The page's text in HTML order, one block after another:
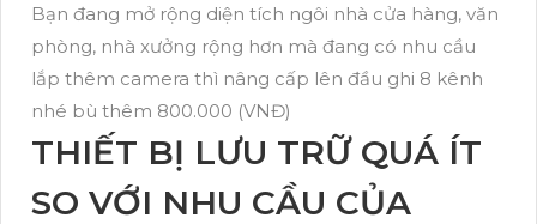
Bạn đang mở rộng diện tích ngôi nhà cửa hàng, văn
phòng, nhà xưởng rộng hơn mà đang có nhu cầu
lắp thêm camera thì nâng cấp lên đầu ghi 8 kênh
nhé bù thêm 800.000 (VNĐ)
THIẾT BỊ LƯU TRỮ QUÁ ÍT
SO VỚI NHU CẦU CỦA